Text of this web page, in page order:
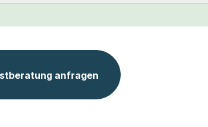
anfragen